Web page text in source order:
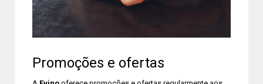
Promoções e ofertas